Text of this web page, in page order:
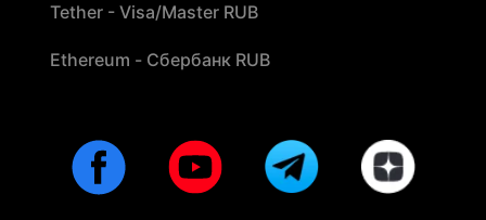
Tether - Visa/Master RUB
Ethereum - Сбербанк RUB